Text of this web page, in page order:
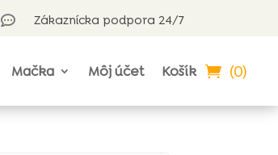
 Zákaznícka podpora 24/7
Mačka Môj účet Košík (0)